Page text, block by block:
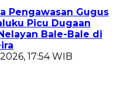
Pengawasan Gugus
Picu Dugaan
Bale-Bale di
17:54 WIB